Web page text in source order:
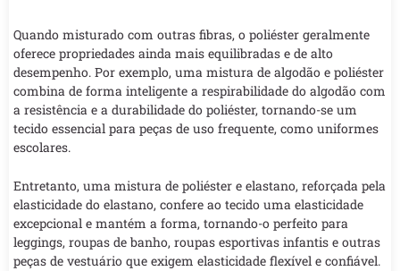
Quando misturado com outras fibras, o poliéster geralmente
oferece propriedades ainda mais equilibradas e de alto
desempenho. Por exemplo, uma mistura de algodão e poliéster
combina de forma inteligente a respirabilidade do algodão com
a resistência e a durabilidade do poliéster, tornando-se um
tecido essencial para peças de uso frequente, como uniformes
escolares.
Entretanto, uma mistura de poliéster e elastano, reforçada pela
elasticidade do elastano, confere ao tecido uma elasticidade
excepcional e mantém a forma, tornando-o perfeito para
leggings, roupas de banho, roupas esportivas infantis e outras
peças de vestuário que exigem elasticidade flexível e confiável.